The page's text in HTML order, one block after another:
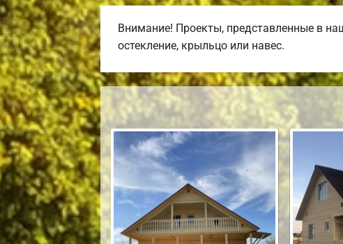
Внимание! Проекты, представленные в
остекление, крыльцо или навес.